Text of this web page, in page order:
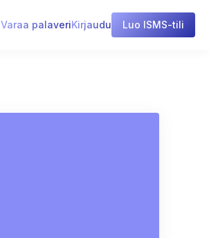
Varaa palaveriKirjaudu Luo ISMS-tili